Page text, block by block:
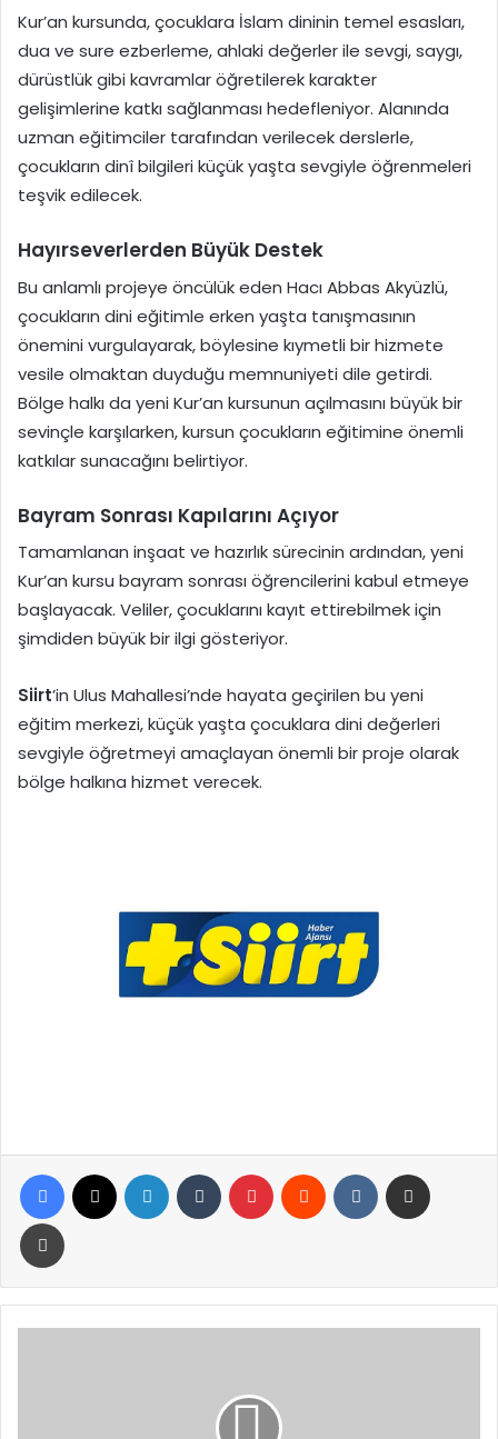
Kur’an kursunda, çocuklara İslam dininin temel esasları,
dua ve sure ezberleme, ahlaki değerler ile sevgi, saygı,
dürüstlük gibi kavramlar öğretilerek karakter
gelişimlerine katkı sağlanması hedefleniyor. Alanında
uzman eğitimciler tarafından verilecek derslerle,
çocukların dinî bilgileri küçük yaşta sevgiyle öğrenmeleri
teşvik edilecek.
Hayırseverlerden Büyük Destek
Bu anlamlı projeye öncülük eden Hacı Abbas Akyüzlü,
çocukların dini eğitimle erken yaşta tanışmasının
önemini vurgulayarak, böylesine kıymetli bir hizmete
vesile olmaktan duyduğu memnuniyeti dile getirdi.
Bölge halkı da yeni Kur’an kursunun açılmasını büyük bir
sevinçle karşılarken, kursun çocukların eğitimine önemli
katkılar sunacağını belirtiyor.
Bayram Sonrası Kapılarını Açıyor
Tamamlanan inşaat ve hazırlık sürecinin ardından, yeni
Kur’an kursu bayram sonrası öğrencilerini kabul etmeye
başlayacak. Veliler, çocuklarını kayıt ettirebilmek için
şimdiden büyük bir ilgi gösteriyor.
Siirt’in Ulus Mahallesi’nde hayata geçirilen bu yeni
eğitim merkezi, küçük yaşta çocuklara dini değerleri
sevgiyle öğretmeyi amaçlayan önemli bir proje olarak
bölge halkına hizmet verecek.
Facebook LinkedIn Tumblr Pinterest Reddit VKontakte
Yazdır